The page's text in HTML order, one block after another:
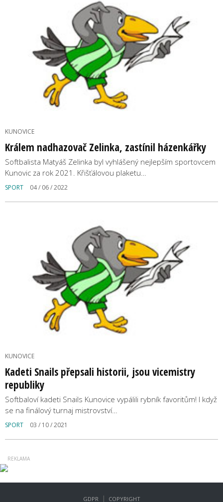
KUNOVICE
Králem nadhazovač Zelinka, zastínil házenkářky
Softbalista Matyáš Zelinka byl vyhlášený nejlepším sportovcem
Kunovic za rok 2021. Křišťálovou plaketu…
SPORT 04 / 06 / 2022
KUNOVICE
Kadeti Snails přepsali historii, jsou vicemistry
republiky
Softbaloví kadeti Snails Kunovice vypálili rybník favoritům! I když
se na finálový turnaj mistrovství…
SPORT 03 / 10 / 2021
GDPR | COPYRIGHT